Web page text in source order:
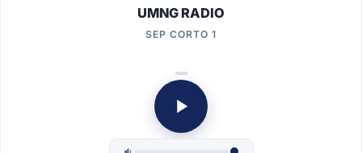
UMNG RADIO
SEP CORTO 1